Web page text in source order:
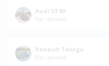
Audi S3 8V
Par: anovak
Renault Twingo
Par: anovak